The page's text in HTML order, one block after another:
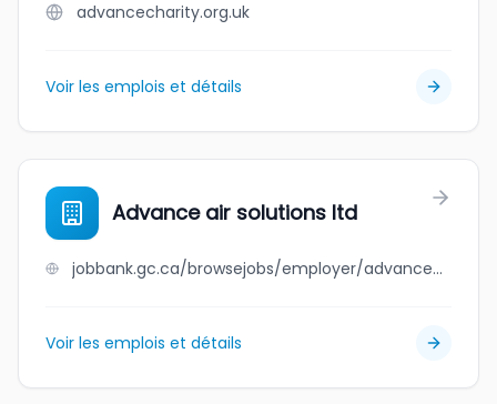
advancecharity.org.uk
Voir les emplois et détails
Advance air solutions ltd
jobbank.gc.ca/browsejobs/employer/advance+air+solutions+ltd/ca
Voir les emplois et détails